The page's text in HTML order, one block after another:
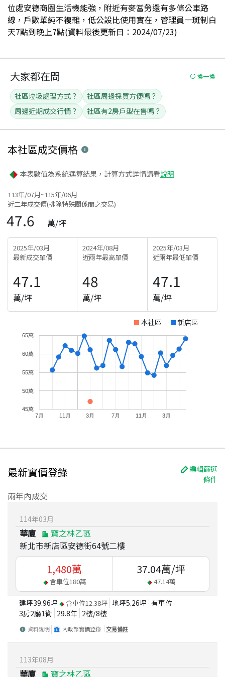
位處安德商圈生活機能強，附近有麥當勞還有多條公車路
線，戶數單純不複雜，低公設比使用實在，管理員一斑制白
天7點到晚上7點(資料最後更新日：2024/07/23)
大家都在問 換一換
社區垃圾處理方式？
社區周邊採買方便嗎？
周邊近期成交行情？
社區有2房戶型在售嗎？
本社區成交價格
本表數值為系統運算結果，計算方式詳情請看說明
113年/07月~115年/06月
近二年成交價(排除特殊關係間之交易)
47.6 萬/坪
2025年/03月
最新成交單價
47.1
萬/坪
2024年/08月
近兩年最高單價
48
萬/坪
2025年/03月
近兩年最低單價
47.1
萬/坪
本社區 新店區
7月 11月 3月 7月 11月 3月
45萬
50萬
55萬
60萬
65萬
最新實價登錄
編輯篩選
條件
兩年內成交
114年03月
華廈
寶之林乙區
新北市新店區安德街64號二樓
1,480萬
含車位180萬
37.04萬/坪
47.14萬
建坪39.96坪 含車位12.38坪 地坪5.26坪 有車位
3房2廳1衛 29.8年 2樓/8樓
資料說明 內政部實價登錄 交易備註
113年08月
華廈 寶之林乙區